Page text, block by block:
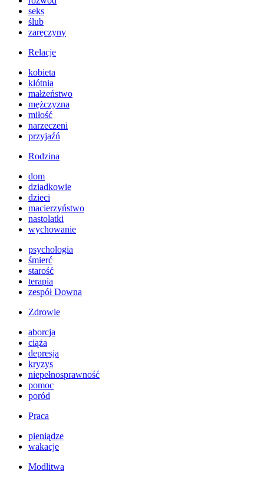
seks
ślub
zaręczyny
Relacje
kobieta
kłótnia
małżeństwo
mężczyzna
miłość
narzeczeni
przyjaźń
Rodzina
dom
dziadkowie
dzieci
macierzyństwo
nastolatki
wychowanie
psychologia
śmierć
starość
terapia
zespół Downa
Zdrowie
aborcja
ciąża
depresja
kryzys
niepełnosprawność
pomoc
poród
Praca
pieniądze
wakacje
Modlitwa